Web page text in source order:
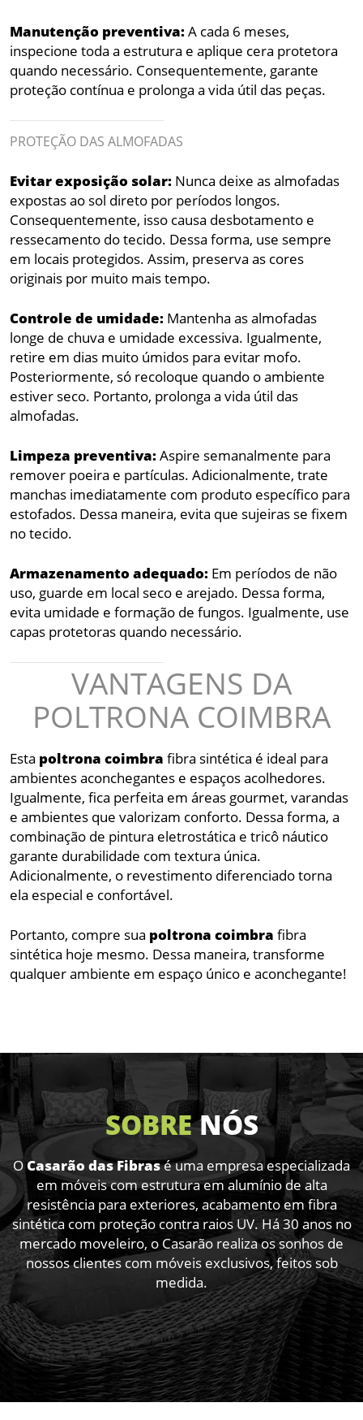
Manutenção preventiva:A cada 6 meses,
inspecione toda a estrutura e aplique cera protetora
quando necessário. Consequentemente, garante
proteção contínua e prolonga a vida útil das peças.
PROTEÇÃO DAS ALMOFADAS
Evitar exposição solar: Nunca deixe as almofadas
expostas ao sol direto por períodos longos.
Consequentemente, isso causa desbotamento e
ressecamento do tecido. Dessa forma, use sempre
em locais protegidos. Assim, preserva as cores
originais por muito mais tempo.
Controle de umidade: Mantenha as almofadas
longe de chuva e umidade excessiva. Igualmente,
retire em dias muito úmidos para evitar mofo.
Posteriormente, só recoloque quando o ambiente
estiver seco. Portanto, prolonga a vida útil das
almofadas.
Limpeza preventiva:Aspire semanalmente para
remover poeira e partículas. Adicionalmente, trate
manchas imediatamente com produto específico para
estofados. Dessa maneira, evita que sujeiras se fixem
no tecido.
Armazenamento adequado: Em períodos de não
uso, guarde em local seco e arejado. Dessa forma,
evita umidade e formação de fungos. Igualmente, use
capas protetoras quando necessário.
VANTAGENS DA
POLTRONA COIMBRA
Esta poltrona coimbra fibra sintética é ideal para
ambientes aconchegantes e espaços acolhedores.
Igualmente, fica perfeita em áreas gourmet, varandas
e ambientes que valorizam conforto. Dessa forma, a
combinação de pintura eletrostática e tricô náutico
garante durabilidade com textura única.
Adicionalmente, o revestimento diferenciado torna
ela especial e confortável.
Portanto, compre sua poltrona coimbra fibra
sintética hoje mesmo. Dessa maneira, transforme
qualquer ambiente em espaço único e aconchegante!
SOBRENÓS
OCasarão das Fibrasé uma empresa especializada
em móveis com estrutura em alumínio de alta
resistência para exteriores, acabamento em fibra
sintética com proteção contra raios UV. Há 30 anos no
mercado moveleiro, o Casarão realiza os sonhos de
nossos clientes com móveis exclusivos, feitos sob
medida.